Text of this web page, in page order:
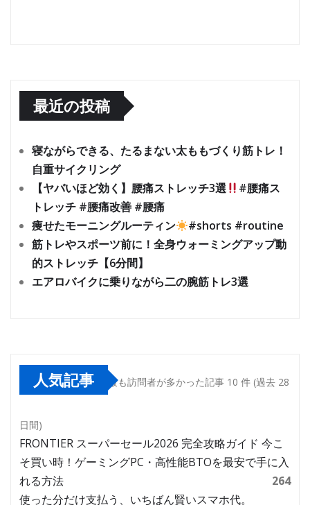
最近の投稿
寝ながらできる、たるまない太ももづくり筋トレ！
自重サイクリング
【ヤバいほど効く】腰痛ストレッチ3選
#腰痛ス
トレッチ #腰痛改善 #腰痛
痩せたモーニングルーティン
#shorts #routine
筋トレやスポーツ前に！全身ウォーミングアップ動
的ストレッチ【6分間】
エアロバイクに乗りながら二の腕筋トレ3選
人気記事 最も訪問者が多かった記事 10 件 (過去 28
日間)
FRONTIER スーパーセール2026 完全攻略ガイド 今こ
そ買い時！ゲーミングPC・高性能BTOを最安で手に入
れる方法
264
使った分だけ支払う、いちばん賢いスマホ代。